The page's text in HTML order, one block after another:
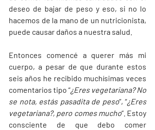
deseo de bajar de peso y eso, si no lo
hacemos de la mano de un nutricionista,
puede causar daños a nuestra salud.
Entonces comencé a querer más mi
cuerpo, a pesar de que durante estos
seis años he recibido muchísimas veces
comentarios tipo “¿Eres vegetariana? No
se nota, estás pasadita de peso”, “¿Eres
vegetariana?, pero comes mucho”. Estoy
consciente de que debo comer